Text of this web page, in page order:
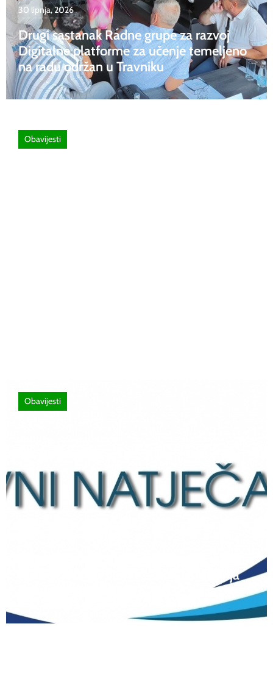
30 lipnja, 2026
Drugi sastanak Radne grupe za razvoj
Digitalne platforme za učenje temeljeno
na radu održan u Travniku
Obavijesti
razred srednjih škola Kantona Središnja
Bosna u školskoj 2026./2027. godini
Obavijesti